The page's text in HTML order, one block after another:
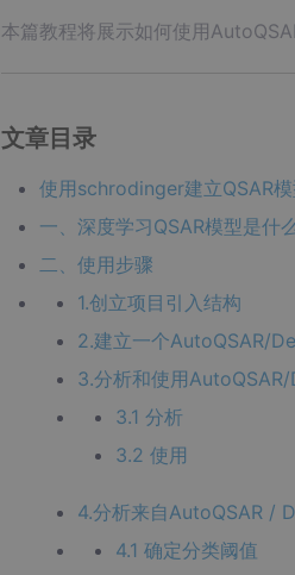
本篇教程将展示如何使用
文章目录
使用schrodinger建立QSAR模
一、深度学习QSAR模型是什
二、使用步骤
1.创立项目引入结构
2.建立一个AutoQSAR/
3.分析和使用
3.1 分析
3.2 使用
4.分析来自AutoQSAR /
4.1 确定分类阈值